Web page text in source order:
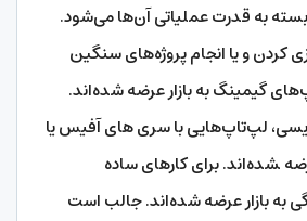
به قدرت عملیاتی آن‌ها می‌شود.
کردن و یا انجام پروژه‌های سنگین
گیمینگ به بازار عرضه شده‌اند.
لپ‌تاپ‌هایی با سری های آفیس یا
‍شده‌اند. برای کار‌های ساده
به بازار عرضه شده‌اند. جالب است